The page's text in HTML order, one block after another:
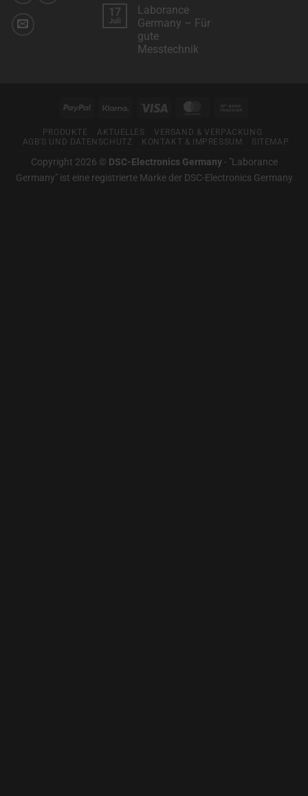
Das
Suchportal
für
professionelle
Mess-
und
Wir
arbeiten
mit
“Klarna”
für
17
Juli
Laborance
Germany – Für
gute
Messtechnik
Messtechnik
PayPal Klarna Visa MasterCard
PRODUKTE AKTUELLES
VERSAND & VERPACKUNG
AGB’S UND DATENSCHUTZ
KONTAKT & IMPRESSUM SITEMAP
Copyright 2026 © DSC-Electronics Germany- "Laborance
Germany" ist eine registrierte Marke der DSC-Electronics Germany